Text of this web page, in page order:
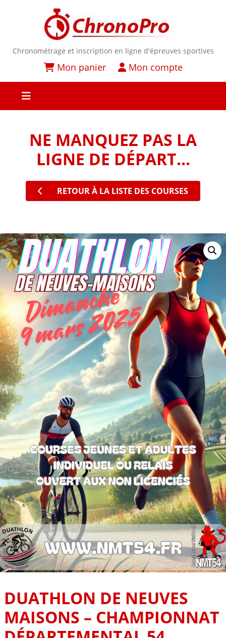
Chronométrage et inscription en ligne d'épreuves sportives
Mon panier Mon compte
NE MANQUEZ PAS LA
LIGNE DE DÉPART...
RETOUR À LA LISTE DES COURSES
DUATHLON DE NEUVES
MAISONS – CHAMPIONNAT